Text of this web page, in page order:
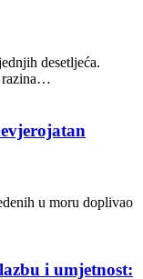
desetljeća.
razina…
u moru doplivao
i umjetnost: